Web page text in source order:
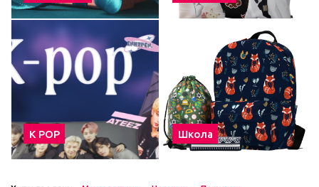
К POP Школа